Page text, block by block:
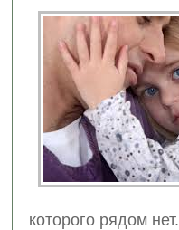
которого рядом нет.